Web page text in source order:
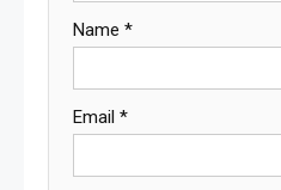
Name *
Email *